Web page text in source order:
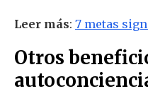
Leer más: 7 metas
Otros